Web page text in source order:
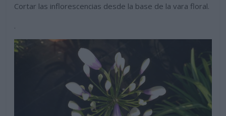
Cortar las inflorescencias desde la base de la vara floral.
.